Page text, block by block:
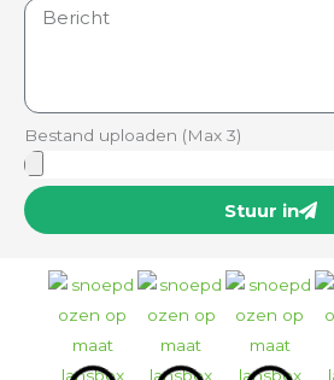
Bestand uploaden (Max 3)
Stuur in